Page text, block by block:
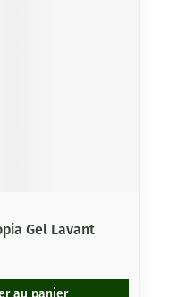
Gel Lavant
au panier